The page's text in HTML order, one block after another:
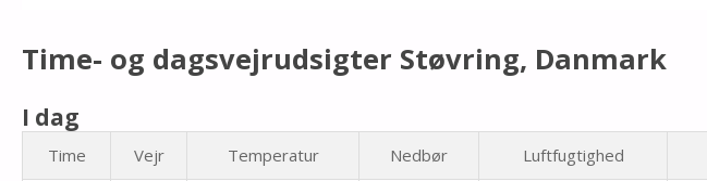
Time- og dagsvejrudsigter Støvring, Danmark
I dag
Time Vejr Temperatur Nedbør Luftfugtighed